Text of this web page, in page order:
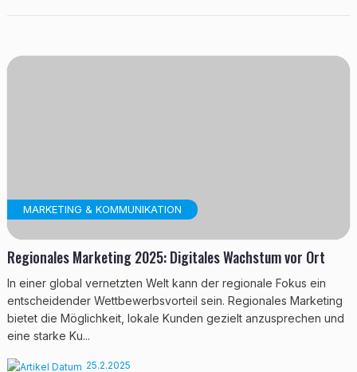
MARKETING & KOMMUNIKATION
Regionales Marketing 2025: Digitales Wachstum vor Ort
In einer global vernetzten Welt kann der regionale Fokus ein
entscheidender Wettbewerbsvorteil sein. Regionales Marketing
bietet die Möglichkeit, lokale Kunden gezielt anzusprechen und
eine starke Ku...
25.2.2025